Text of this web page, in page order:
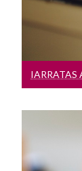
IARRATAS